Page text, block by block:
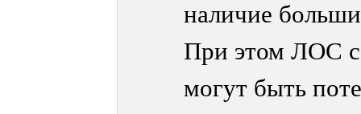
наличие
При этом ЛОС
могут быть